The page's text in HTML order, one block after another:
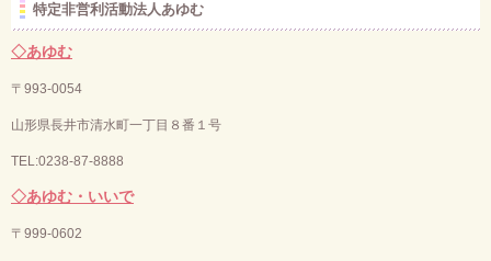
特定非営利活動法人あゆむ
◇あゆむ
〒993-0054
山形県長井市清水町一丁目８番１号
TEL:0238-87-8888
◇あゆむ・いいで
〒 999-0602